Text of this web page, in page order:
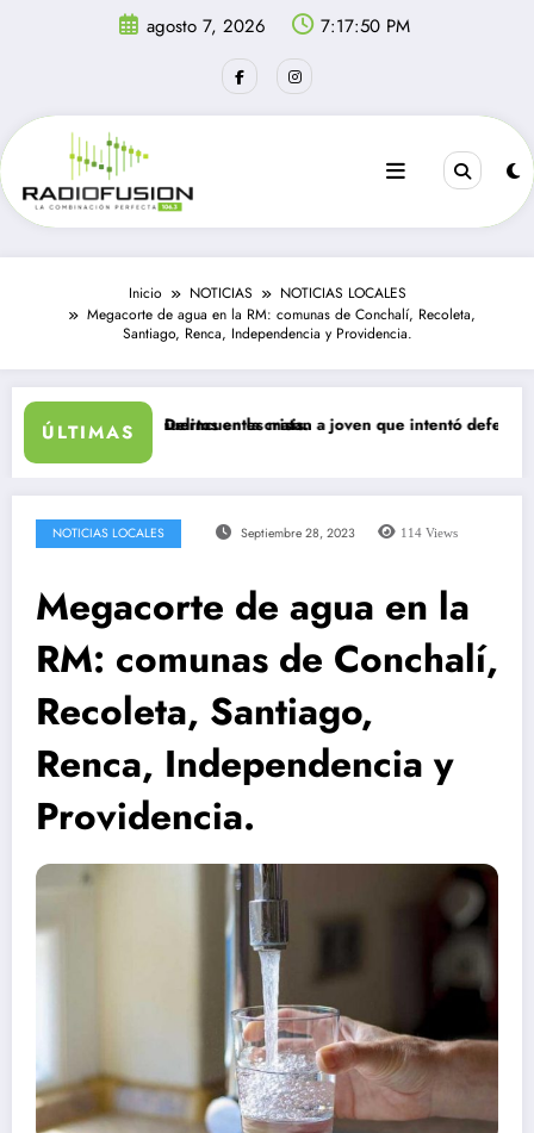
agosto 7, 2026 7:17:51 PM
Inicio NOTICIAS
NOTICIAS LOCALES
Megacorte de agua en la RM: comunas de Conchalí, Recoleta,
Santiago, Renca, Independencia y Providencia.
ÚLTIMAS
34 muertos en la crisis.
Delincuentes matan a joven que intentó defender a su
NOTICIAS LOCALES Septiembre 28, 2023 114 Views
Megacorte de agua en la
RM: comunas de Conchalí,
Recoleta, Santiago,
Renca, Independencia y
Providencia.